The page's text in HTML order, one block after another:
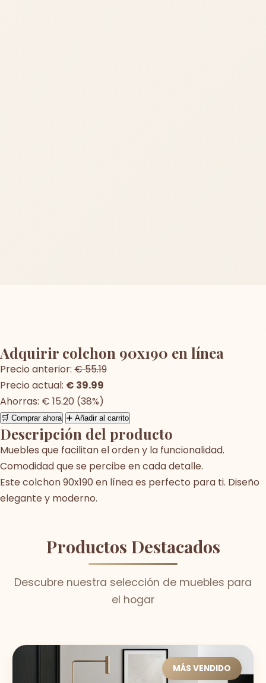
Adquirir colchon 90x190 en línea
Precio anterior: € 55.19
Precio actual: € 39.99
Ahorras: € 15.20 (38%)
🛒 Comprar ahora ➕ Añadir al carrito
Descripción del producto
Muebles que facilitan el orden y la funcionalidad.
Comodidad que se percibe en cada detalle.
Este colchon 90x190 en línea es perfecto para ti. Diseño
elegante y moderno.
Productos Destacados
Descubre nuestra selección de muebles para
el hogar
MÁS VENDIDO